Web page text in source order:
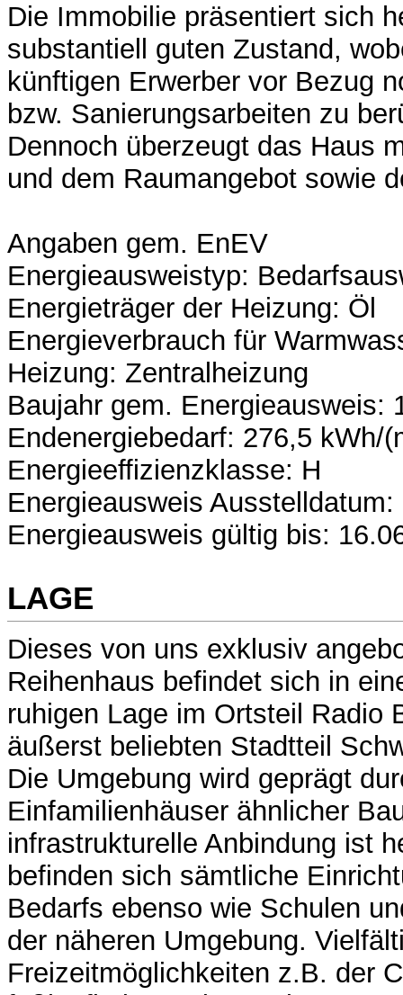
Die Immobilie präsentiert sich
substantiell guten Zustand,
künftigen Erwerber vor Bezug
bzw. Sanierungsarbeiten zu
Dennoch überzeugt das Haus
und dem Raumangebot sowie
Angaben gem. EnEV
Energieausweistyp:
Energieträger der Heizung: Öl
Energieverbrauch für
Heizung: Zentralheizung
Baujahr gem. Energieausweis:
Endenergiebedarf: 276,5 kWh/
Energieeffizienzklasse: H
Energieausweis
Energieausweis gültig bis:
LAGE
Dieses von uns exklusiv
Reihenhaus befindet sich in
ruhigen Lage im Ortsteil Radio
äußerst beliebten Stadtteil
Die Umgebung wird geprägt
Einfamilienhäuser ähnlicher
infrastrukturelle Anbindung ist
befinden sich sämtliche
Bedarfs ebenso wie Schulen
der näheren Umgebung.
Freizeitmöglichkeiten z.B. der